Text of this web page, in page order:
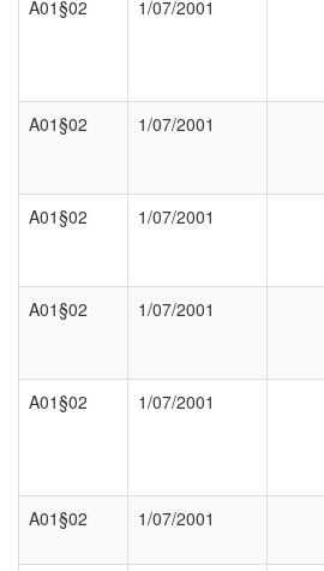
A01§02
1/07/2001
A01§02
1/07/2001
A01§02
1/07/2001
A01§02
1/07/2001
A01§02
1/07/2001
A01§02
1/07/2001